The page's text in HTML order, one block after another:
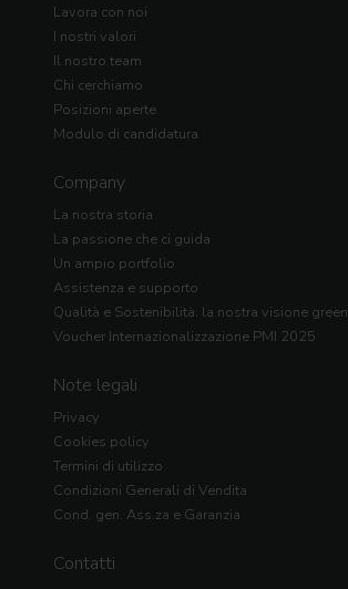
Lavora con noi
I nostri valori
Il nostro team
Chi cerchiamo
Posizioni aperte
Modulo di candidatura
Company
La nostra storia
La passione che ci guida
Un ampio portfolio
Assistenza e supporto
Qualità e Sostenibilità: la nostra visione green
Voucher Internazionalizzazione PMI 2025
Note legali
Privacy
Cookies policy
Termini di utilizzo
Condizioni Generali di Vendita
Cond. gen. Ass.za e Garanzia
Contatti